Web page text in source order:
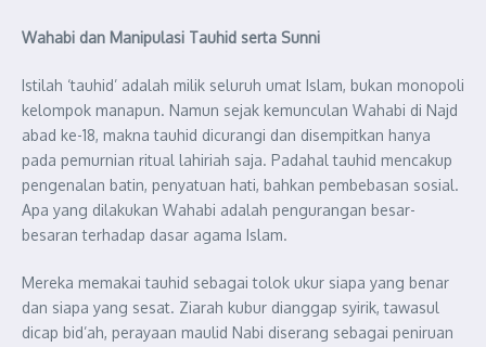
Wahabi dan Manipulasi Tauhid serta Sunni
Istilah ‘tauhid’ adalah milik seluruh umat Islam, bukan monopoli
kelompok manapun. Namun sejak kemunculan Wahabi di Najd
abad ke-18, makna tauhid dicurangi dan disempitkan hanya
pada pemurnian ritual lahiriah saja. Padahal tauhid mencakup
pengenalan batin, penyatuan hati, bahkan pembebasan sosial.
Apa yang dilakukan Wahabi adalah pengurangan besar-
besaran terhadap dasar agama Islam.
Mereka memakai tauhid sebagai tolok ukur siapa yang benar
dan siapa yang sesat. Ziarah kubur dianggap syirik, tawasul
dicap bid’ah, perayaan maulid Nabi diserang sebagai peniruan